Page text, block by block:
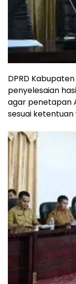
DPRD
penyelesaian
agar penetapan
sesuai